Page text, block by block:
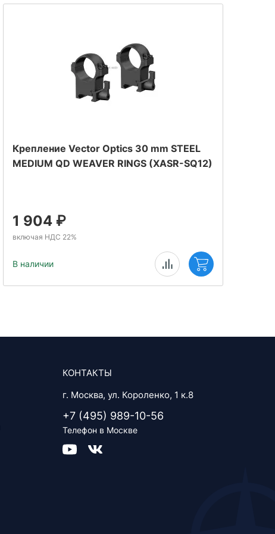
Крепление Vector Optics 30 mm STEEL
MEDIUM QD WEAVER RINGS (XASR-SQ12)
1 904 ₽
включая НДС 22%
В наличии
КОНТАКТЫ
г. Москва, ул. Короленко, 1 к.8
+7 (495) 989-10-56
Телефон в Москве